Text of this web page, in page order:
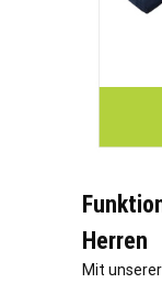
Herren
Mit